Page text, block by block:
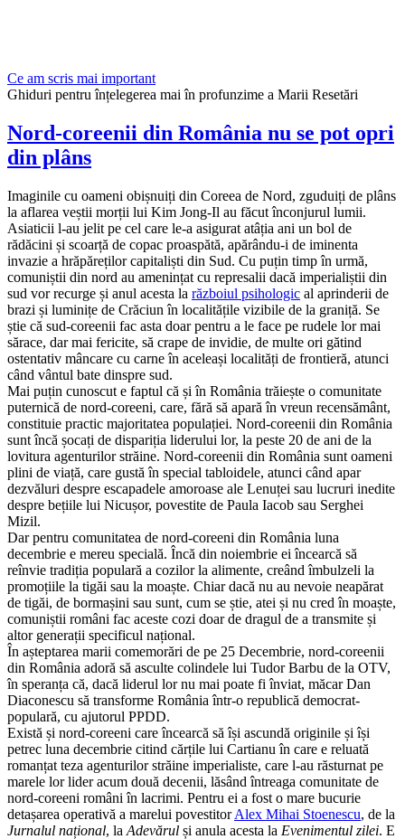
Ce am scris mai important
Ghiduri pentru înțelegerea mai în profunzime a Marii Resetări
Nord-coreenii din România nu se pot opri
din plâns
Imaginile cu oameni obișnuiți din Coreea de Nord, zguduiți de plâns
la aflarea veștii morții lui Kim Jong-Il au făcut înconjurul lumii.
Asiaticii l-au jelit pe cel care le-a asigurat atâția ani un bol de
rădăcini și scoarță de copac proaspătă, apărându-i de iminenta
invazie a hrăpăreților capitaliști din Sud. Cu puțin timp în urmă,
comuniștii din nord au amenințat cu represalii dacă imperialiștii din
sud vor recurge și anul acesta la războiul psihologic al aprinderii de
brazi și luminițe de Crăciun în localitățile vizibile de la graniță. Se
știe că sud-coreenii fac asta doar pentru a le face pe rudele lor mai
sărace, dar mai fericite, să crape de invidie, de multe ori gătind
ostentativ mâncare cu carne în aceleași localități de frontieră, atunci
când vântul bate dinspre sud.
Mai puțin cunoscut e faptul că și în România trăiește o comunitate
puternică de nord-coreeni, care, fără să apară în vreun recensământ,
constituie practic majoritatea populației. Nord-coreenii din România
sunt încă șocați de dispariția liderului lor, la peste 20 de ani de la
lovitura agenturilor străine. Nord-coreenii din România sunt oameni
plini de viață, care gustă în special tabloidele, atunci când apar
dezvăluri despre escapadele amoroase ale Lenuței sau lucruri inedite
despre bețiile lui Nicușor, povestite de Paula Iacob sau Serghei
Mizil.
Dar pentru comunitatea de nord-coreeni din România luna
decembrie e mereu specială. Încă din noiembrie ei încearcă să
reînvie tradiția populară a cozilor la alimente, creând îmbulzeli la
promoțiile la tigăi sau la moaște. Chiar dacă nu au nevoie neapărat
de tigăi, de bormașini sau sunt, cum se știe, atei și nu cred în moaște,
comuniștii români fac aceste cozi doar de dragul de a transmite și
altor generații specificul național.
În așteptarea marii comemorări de pe 25 Decembrie, nord-coreenii
din România adoră să asculte colindele lui Tudor Barbu de la OTV,
în speranța că, dacă liderul lor nu mai poate fi înviat, măcar Dan
Diaconescu să transforme România într-o republică democrat-
populară, cu ajutorul PPDD.
Există și nord-coreeni care încearcă să își ascundă originile și își
petrec luna decembrie citind cărțile lui Cartianu în care e reluată
romanțat teza agenturilor străine imperialiste, care l-au răsturnat pe
marele lor lider acum două decenii, lăsând întreaga comunitate de
nord-coreeni români în lacrimi. Pentru ei a fost o mare bucurie
detașarea operativă a marelui povestitorAlex Mihai Stoenescu, de la
Jurnalul național, la Adevărul și anula acesta la Evenimentul zilei. E